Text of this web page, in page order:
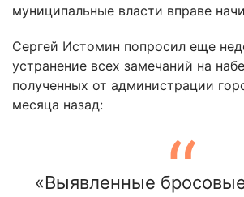
муниципальные власти вправе
Сергей Истомин попросил еще
устранение всех замечаний на
полученных от администрации
месяца назад:
«Выявленные